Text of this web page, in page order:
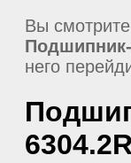
Вы
него